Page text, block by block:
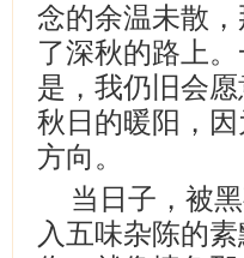
念的余温未散
了深秋的路上
是，我仍旧会
秋日的暖阳，
方向。
当日子，被
入五味杂陈的